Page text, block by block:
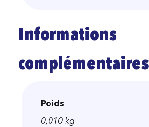
Informations
complémentaires
Poids
0,010 kg